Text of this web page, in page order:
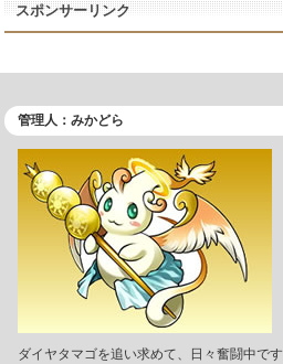
スポンサーリンク
管理人：みかどら
ダイヤタマゴを追い求めて、日々奮闘中です